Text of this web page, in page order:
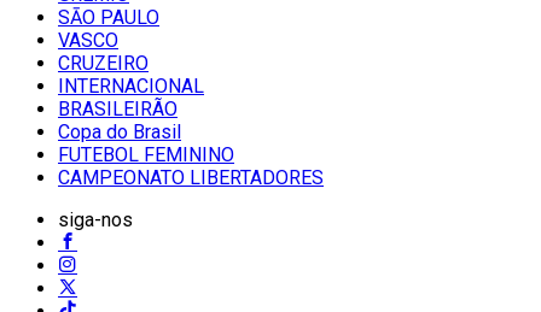
SĀO PAULO
VASCO
CRUZEIRO
INTERNACIONAL
BRASILEIRÃO
Copa do Brasil
FUTEBOL FEMININO
CAMPEONATO LIBERTADORES
siga-nos